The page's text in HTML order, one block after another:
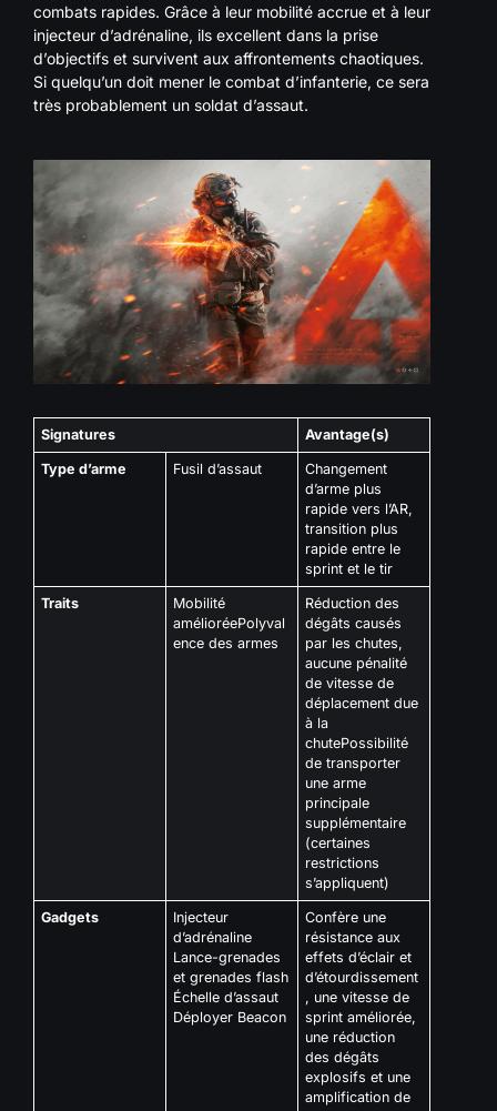
combats rapides. Grâce à leur mobilité accrue et à leur
injecteur d’adrénaline, ils excellent dans la prise
d’objectifs et survivent aux affrontements chaotiques.
Si quelqu’un doit mener le combat d’infanterie, ce sera
très probablement un soldat d’assaut.
Signatures Avantage(s)
Type d’arme Fusil d’assaut
Changement
d’arme plus
rapide vers l’AR,
transition plus
rapide entre le
sprint et le tir
Traits
Mobilité
amélioréePolyval
ence des armes
Réduction des
dégâts causés
par les chutes,
aucune pénalité
de vitesse de
déplacement due
à la
chutePossibilité
de transporter
une arme
principale
supplémentaire
(certaines
restrictions
s’appliquent)
Gadgets
Injecteur
d’adrénaline
Lance-grenades
et grenades flash
Échelle d’assaut
Déployer Beacon
Confère une
résistance aux
effets d’éclair et
d’étourdissement
, une vitesse de
sprint améliorée,
une réduction
des dégâts
explosifs et une
amplification de